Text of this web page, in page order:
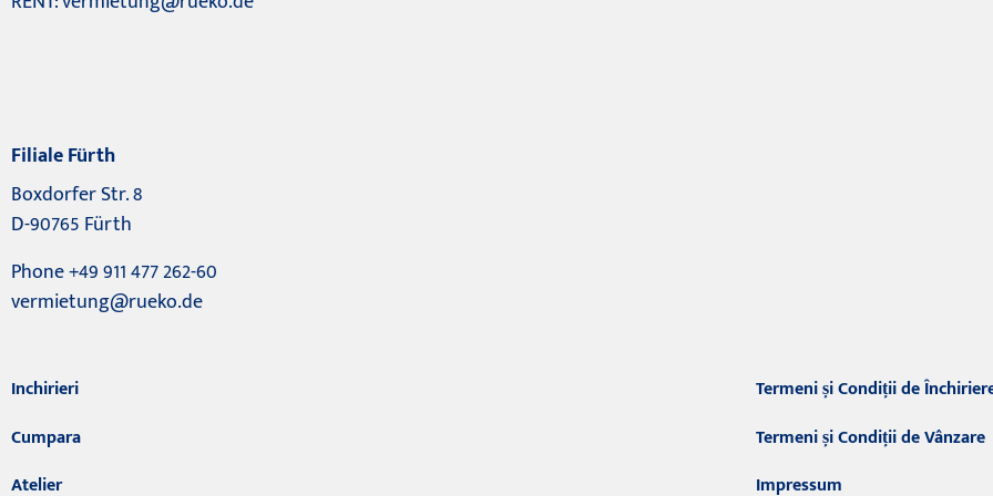
Filiale Fürth
Boxdorfer Str. 8
D-90765 Fürth
Phone +49 911 477 262-60
vermietung@rueko.de
Inchirieri
Cumpara
Atelier
Termeni și Condiții de
Termeni și Condiții de Vânzare
Impressum